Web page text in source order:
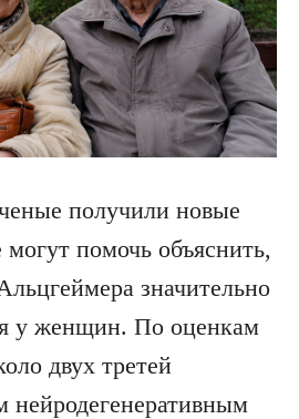
получили новые
помочь объяснить,
значительно
у женщин. По оценкам
двух третей
нейродегенеративным